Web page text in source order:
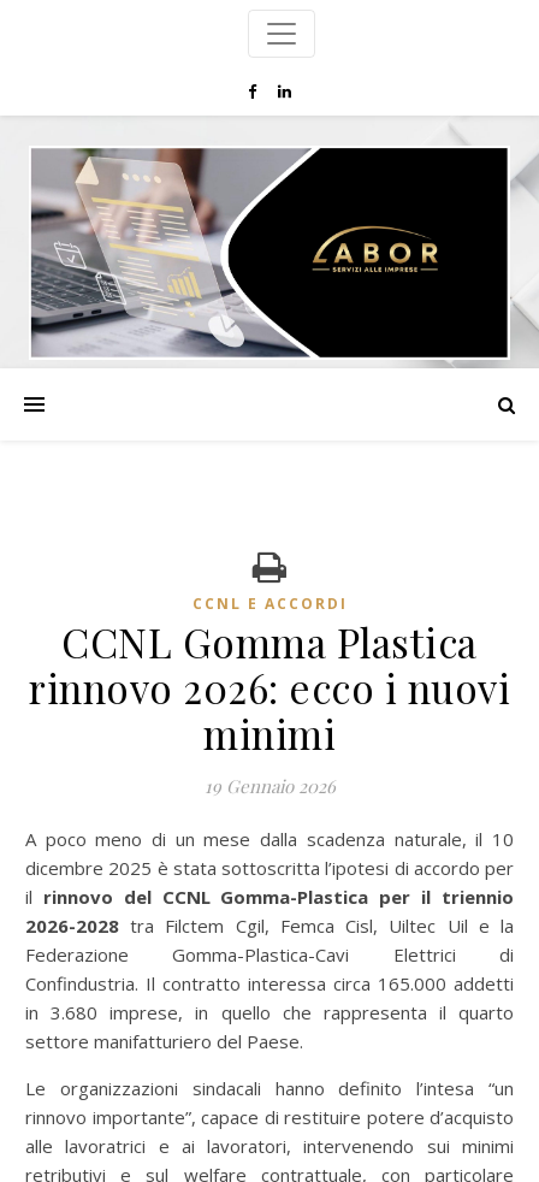
CCNL E ACCORDI
CCNL Gomma Plastica
rinnovo 2026: ecco i nuovi
minimi
19 Gennaio 2026
A poco meno di un mese dalla scadenza naturale, il 10
dicembre 2025 è stata sottoscritta l’ipotesi di accordo per
il rinnovo del CCNL Gomma-Plastica per il triennio
2026-2028 tra Filctem Cgil, Femca Cisl, Uiltec Uil e la
Federazione Gomma-Plastica-Cavi Elettrici di
Confindustria. Il contratto interessa circa 165.000 addetti
in 3.680 imprese, in quello che rappresenta il quarto
settore manifatturiero del Paese.
Le organizzazioni sindacali hanno definito l’intesa “un
rinnovo importante”, capace di restituire potere d’acquisto
alle lavoratrici e ai lavoratori, intervenendo sui minimi
retributivi e sul welfare contrattuale, con particolare